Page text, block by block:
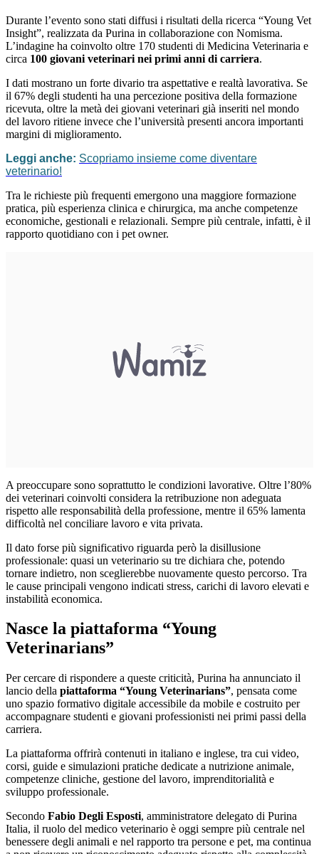
Durante l’evento sono stati diffusi i risultati della ricerca “Young Vet
Insight”, realizzata da Purina in collaborazione con Nomisma.
L’indagine ha coinvolto oltre 170 studenti di Medicina Veterinaria e
circa 100 giovani veterinari nei primi anni di carriera.
I dati mostrano un forte divario tra aspettative e realtà lavorativa. Se
il 67% degli studenti ha una percezione positiva della formazione
ricevuta, oltre la metà dei giovani veterinari già inseriti nel mondo
del lavoro ritiene invece che l’università presenti ancora importanti
margini di miglioramento.
Leggi anche: Scopriamo insieme come diventare
veterinario!
Tra le richieste più frequenti emergono una maggiore formazione
pratica, più esperienza clinica e chirurgica, ma anche competenze
economiche, gestionali e relazionali. Sempre più centrale, infatti, è il
rapporto quotidiano con i pet owner.
A preoccupare sono soprattutto le condizioni lavorative. Oltre l’80%
dei veterinari coinvolti considera la retribuzione non adeguata
rispetto alle responsabilità della professione, mentre il 65% lamenta
difficoltà nel conciliare lavoro e vita privata.
Il dato forse più significativo riguarda però la disillusione
professionale: quasi un veterinario su tre dichiara che, potendo
tornare indietro, non sceglierebbe nuovamente questo percorso. Tra
le cause principali vengono indicati stress, carichi di lavoro elevati e
instabilità economica.
Nasce la piattaforma “Young
Veterinarians”
Per cercare di rispondere a queste criticità, Purina ha annunciato il
lancio della piattaforma “Young Veterinarians”, pensata come
uno spazio formativo digitale accessibile da mobile e costruito per
accompagnare studenti e giovani professionisti nei primi passi della
carriera.
La piattaforma offrirà contenuti in italiano e inglese, tra cui video,
corsi, guide e simulazioni pratiche dedicate a nutrizione animale,
competenze cliniche, gestione del lavoro, imprenditorialità e
sviluppo professionale.
Secondo Fabio Degli Esposti, amministratore delegato di Purina
Italia, il ruolo del medico veterinario è oggi sempre più centrale nel
benessere degli animali e nel rapporto tra persone e pet, ma continua